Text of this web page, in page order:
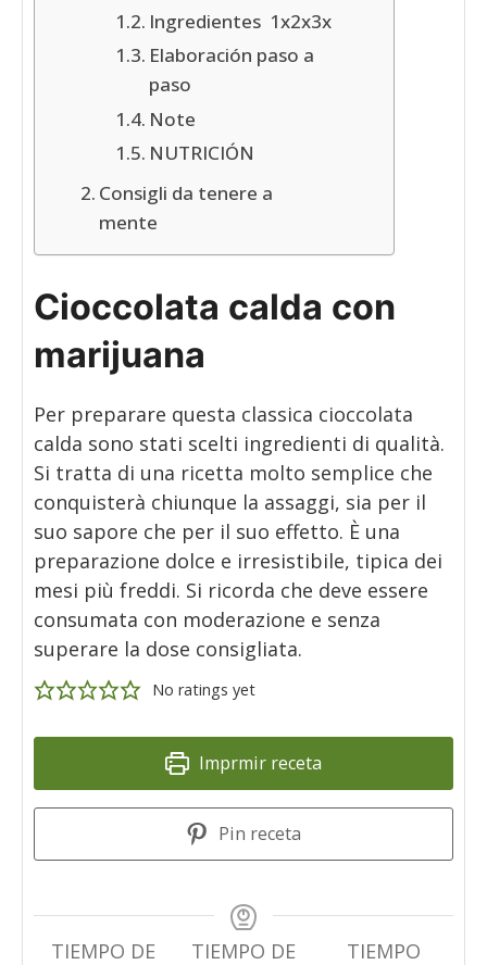
Ingredientes 1x2x3x
Elaboración paso a
paso
Note
NUTRICIÓN
Consigli da tenere a
mente
Cioccolata calda con
marijuana
Per preparare questa classica cioccolata
calda sono stati scelti ingredienti di qualità.
Si tratta di una ricetta molto semplice che
conquisterà chiunque la assaggi, sia per il
suo sapore che per il suo effetto. È una
preparazione dolce e irresistibile, tipica dei
mesi più freddi. Si ricorda che deve essere
consumata con moderazione e senza
superare la dose consigliata.
No ratings yet
Imprmir receta
Pin receta
TIEMPO DE
TIEMPO DE
TIEMPO